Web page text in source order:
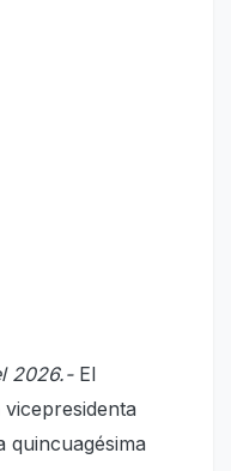
2026.-El
quincuagésima